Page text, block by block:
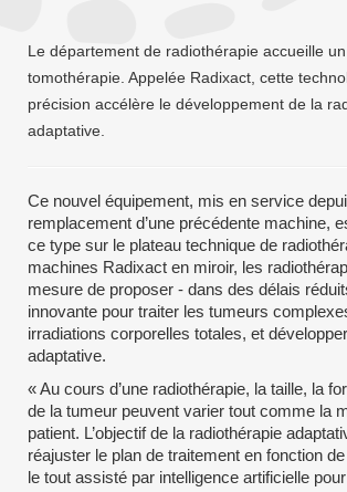
Le département de radiothérapie accueille
tomothérapie. Appelée Radixact, cette
précision accélère le développement de la
adaptative.
Ce nouvel équipement, mis en service
remplacement d’une précédente machine,
ce type sur le plateau technique de
machines Radixact en miroir, les
mesure de proposer - dans des délais
innovante pour traiter les tumeurs
irradiations corporelles totales, et
adaptative.
« Au cours d’une radiothérapie, la taille, la
de la tumeur peuvent varier tout comme la
patient. L’objectif de la radiothérapie
réajuster le plan de traitement en fonction
le tout assisté par intelligence artificielle